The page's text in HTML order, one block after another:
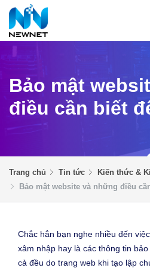
Bảo mật
điều cần biết
Trang chủ Tin tức
Kiến thức &
Bảo mật website và những điều
Chắc hẳn bạn nghe nhiều đến
xâm nhập hay là các thông tin
cả đều do trang web khi tạo lập